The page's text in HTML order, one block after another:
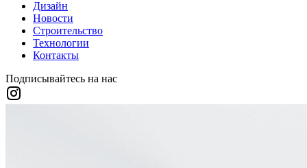
Дизайн
Новости
Строительство
Технологии
Контакты
Подписывайтесь на нас